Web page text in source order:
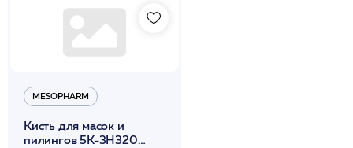
MESOPHARM
Кисть для масок и
пилингов 5К-3Н320